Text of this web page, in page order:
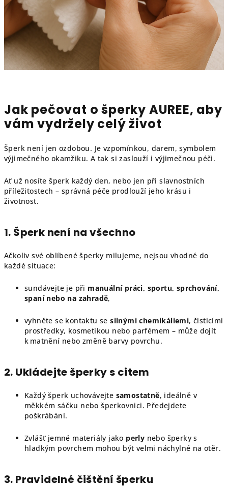
Jak pečovat o šperky AUREE, aby
vám vydržely celý život
Šperk není jen ozdobou. Je vzpomínkou, darem, symbolem
výjimečného okamžiku. A tak si zaslouží i výjimečnou péči.
Ať už nosíte šperk každý den, nebo jen při slavnostních
příležitostech – správná péče prodlouží jeho krásu i
životnost.
1. Šperk není na všechno
Ačkoliv své oblíbené šperky milujeme, nejsou vhodné do
každé situace:
sundávejte je při manuální práci, sportu, sprchování,
spaní nebo na zahradě,
vyhněte se kontaktu sesilnými chemikáliemi, čisticími
prostředky, kosmetikou nebo parfémem – může dojít
k matnění nebo změně barvy povrchu.
2. Ukládejte šperky s citem
Každý šperk uchovávejte samostatně, ideálně v
měkkém sáčku nebo šperkovnici. Předejdete
poškrábání.
Zvlášť jemné materiály jako perly nebo šperky s
hladkým povrchem mohou být velmi náchylné na otěr.
3. Pravidelné čištění šperku